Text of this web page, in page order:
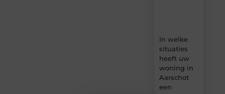
In welke
situaties
heeft uw
woning in
Aarschot
een